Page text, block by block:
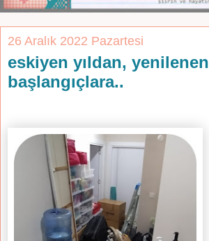
26 Aralık 2022 Pazartesi
eskiyen yıldan, yenilenen
başlangıçlara..